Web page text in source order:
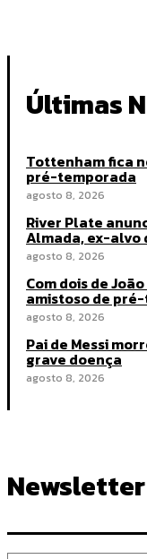
Últimas
Tottenham fica
pré-temporada
agosto 8, 2026
River Plate
Almada, ex-alvo
agosto 8, 2026
Com dois de
amistoso de
agosto 8, 2026
Pai de Messi
grave doença
agosto 8, 2026
Newsletter